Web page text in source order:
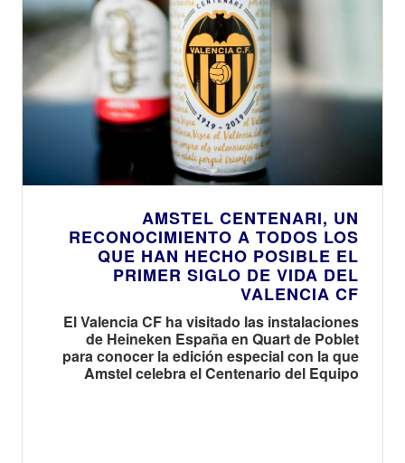
AMSTEL CENTENARI, UN
RECONOCIMIENTO A TODOS LOS
QUE HAN HECHO POSIBLE EL
PRIMER SIGLO DE VIDA DEL
VALENCIA CF
El Valencia CF ha visitado las instalaciones
de Heineken España en Quart de Poblet
para conocer la edición especial con la que
Amstel celebra el Centenario del Equipo